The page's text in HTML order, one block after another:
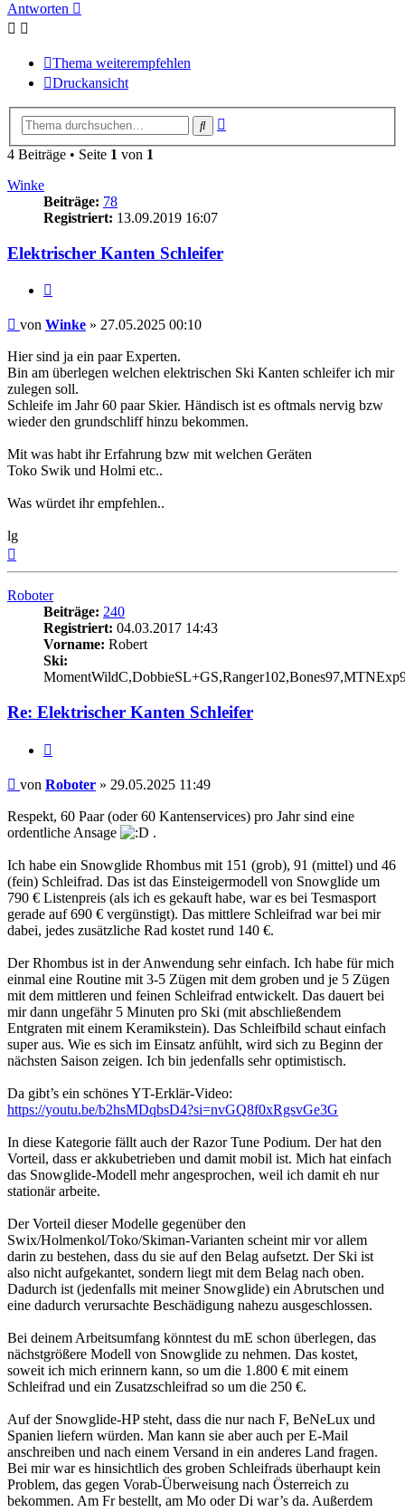
Antworten
Thema weiterempfehlen
Druckansicht
Suche
4 Beiträge • Seite 1 von 1
Winke
Beiträge: 78
Registriert: 13.09.2019 16:07
Elektrischer Kanten Schleifer
Beitrag
von Winke » 27.05.2025 00:10
Hier sind ja ein paar Experten.
Bin am überlegen welchen elektrischen Ski Kanten schleifer ich mir
zulegen soll.
Schleife im Jahr 60 paar Skier. Händisch ist es oftmals nervig bzw
wieder den grundschliff hinzu bekommen.
Mit was habt ihr Erfahrung bzw mit welchen Geräten
Toko Swik und Holmi etc..
Was würdet ihr empfehlen..
lg
Roboter
Beiträge: 240
Registriert: 04.03.2017 14:43
Vorname: Robert
Ski:
Re: Elektrischer Kanten Schleifer
Beitrag
von Roboter » 29.05.2025 11:49
Respekt, 60 Paar (oder 60 Kantenservices) pro Jahr sind eine
ordentliche Ansage
.
Ich habe ein Snowglide Rhombus mit 151 (grob), 91 (mittel) und 46
(fein) Schleifrad. Das ist das Einsteigermodell von Snowglide um
790 € Listenpreis (als ich es gekauft habe, war es bei Tesmasport
gerade auf 690 € vergünstigt). Das mittlere Schleifrad war bei mir
dabei, jedes zusätzliche Rad kostet rund 140 €.
Der Rhombus ist in der Anwendung sehr einfach. Ich habe für mich
einmal eine Routine mit 3-5 Zügen mit dem groben und je 5 Zügen
mit dem mittleren und feinen Schleifrad entwickelt. Das dauert bei
mir dann ungefähr 5 Minuten pro Ski (mit abschließendem
Entgraten mit einem Keramikstein). Das Schleifbild schaut einfach
super aus. Wie es sich im Einsatz anfühlt, wird sich zu Beginn der
nächsten Saison zeigen. Ich bin jedenfalls sehr optimistisch.
Da gibt’s ein schönes YT-Erklär-Video:
https://youtu.be/b2hsMDqbsD4?si=nvGQ8f0xRgsvGe3G
In diese Kategorie fällt auch der Razor Tune Podium. Der hat den
Vorteil, dass er akkubetrieben und damit mobil ist. Mich hat einfach
das Snowglide-Modell mehr angesprochen, weil ich damit eh nur
stationär arbeite.
Der Vorteil dieser Modelle gegenüber den
Swix/Holmenkol/Toko/Skiman-Varianten scheint mir vor allem
darin zu bestehen, dass du sie auf den Belag aufsetzt. Der Ski ist
also nicht aufgekantet, sondern liegt mit dem Belag nach oben.
Dadurch ist (jedenfalls mit meiner Snowglide) ein Abrutschen und
eine dadurch verursachte Beschädigung nahezu ausgeschlossen.
Bei deinem Arbeitsumfang könntest du mE schon überlegen, das
nächstgrößere Modell von Snowglide zu nehmen. Das kostet,
soweit ich mich erinnern kann, so um die 1.800 € mit einem
Schleifrad und ein Zusatzschleifrad so um die 250 €.
Auf der Snowglide-HP steht, dass die nur nach F, BeNeLux und
Spanien liefern würden. Man kann sie aber auch per E-Mail
anschreiben und nach einem Versand in ein anderes Land fragen.
Bei mir war es hinsichtlich des groben Schleifrads überhaupt kein
Problem, das gegen Vorab-Überweisung nach Österreich zu
bekommen. Am Fr bestellt, am Mo oder Di war’s da. Außerdem